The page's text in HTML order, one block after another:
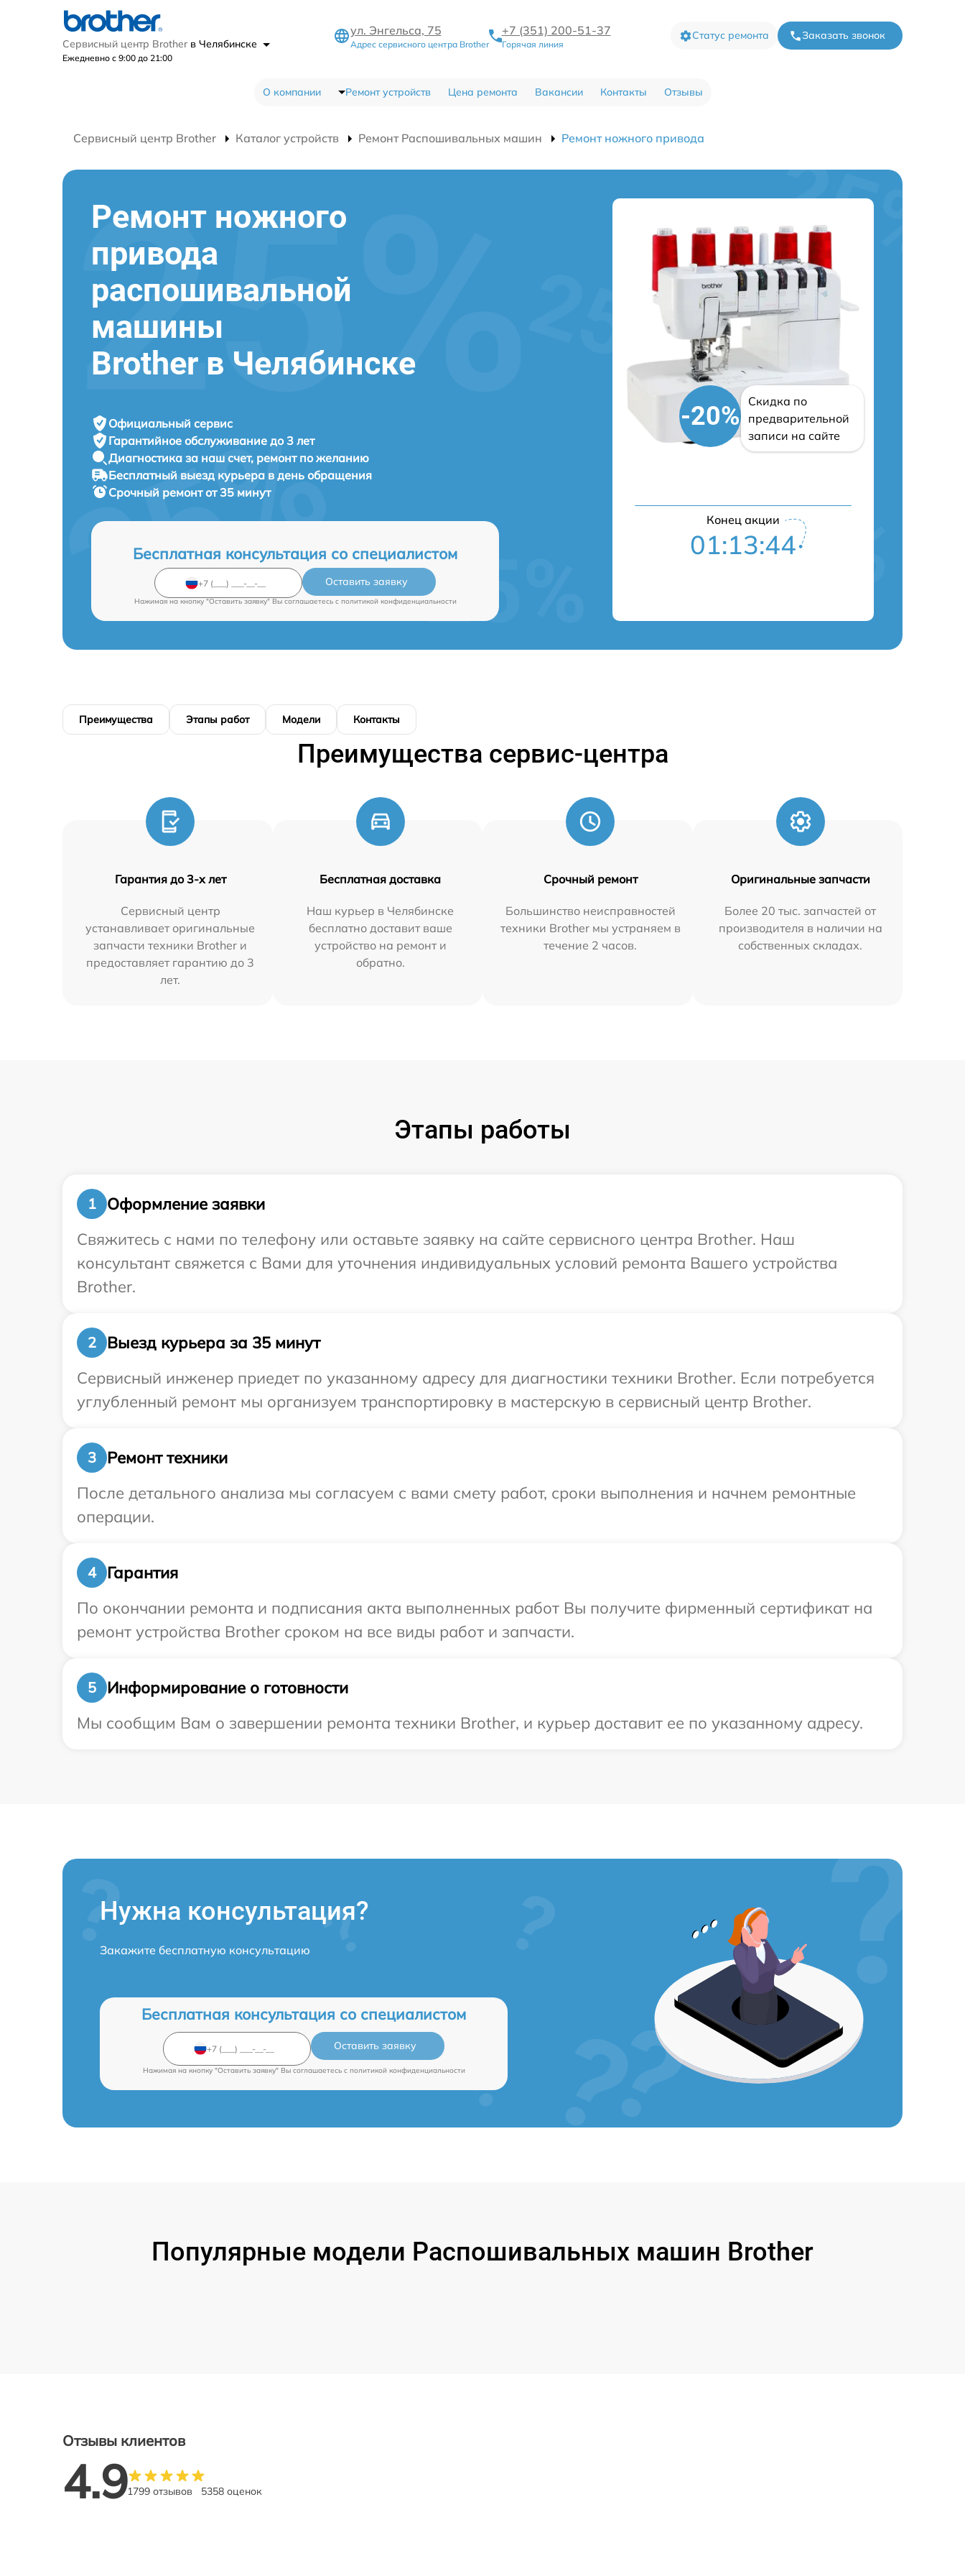
Сервисный центр Brother в Челябинске
Ежедневно с 9:00 до 21:00
ул. Энгельса, 75
Адрес сервисного центра Brother
+7 (351) 200-51-37
Горячая линия
Статус ремонта Заказать звонок
О компании Ремонт устройств Цена ремонта Вакансии Контакты Отзывы
Сервисный центр Brother Каталог устройств Ремонт Распошивальных машин Ремонт ножного привода
Ремонт ножного
привода
распошивальной
машины
Brother в Челябинске
Официальный сервис
Гарантийное обслуживание до 3 лет
Диагностика за наш счет, ремонт по желанию
Бесплатный выезд курьера в день обращения
Срочный ремонтот 35 минут
Бесплатная консультация со специалистом
Оставить заявку
Нажимая на кнопку "Оставить заявку" Вы соглашаетесь c политикой конфиденциальности
-20%
Скидка по
предварительной
записи на сайте
Конец акции
01:13:43
Преимущества Этапы работ Модели Контакты
Преимущества сервис-центра
Гарантия до 3-х лет
Сервисный центр
устанавливает оригинальные
запчасти техники Brother и
предоставляет гарантию до 3
лет.
Бесплатная доставка
Наш курьер в Челябинске
бесплатно доставит ваше
устройство на ремонт и
обратно.
Срочный ремонт
Большинство неисправностей
техники Brother мы устраняем в
течение 2 часов.
Оригинальные запчасти
Более 20 тыс. запчастей от
производителя в наличии на
собственных складах.
Этапы работы
1
Оформление заявки
Свяжитесь с нами по телефону или оставьте заявку на сайте сервисного центра Brother. Наш
консультант свяжется с Вами для уточнения индивидуальных условий ремонта Вашего устройства
Brother.
2
Выезд курьера за 35 минут
Сервисный инженер приедет по указанному адресу для диагностики техники Brother. Если потребуется
углубленный ремонт мы организуем транспортировку в мастерскую в сервисный центр Brother.
3
Ремонт техники
После детального анализа мы согласуем с вами смету работ, сроки выполнения и начнем ремонтные
операции.
4
Гарантия
По окончании ремонта и подписания акта выполненных работ Вы получите фирменный сертификат на
ремонт устройства Brother сроком на все виды работ и запчасти.
5
Информирование о готовности
Мы сообщим Вам о завершении ремонта техники Brother, и курьер доставит ее по указанному адресу.
Нужна консультация?
Закажите бесплатную консультацию
Бесплатная консультация со специалистом
Оставить заявку
Нажимая на кнопку "Оставить заявку" Вы соглашаетесь c политикой конфиденциальности
Популярные модели Распошивальных машин Brother
Отзывы клиентов
4.91799 отзывов 5358 оценок